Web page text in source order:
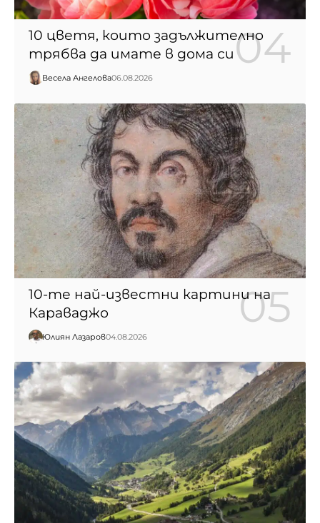
10 цветя, които задължително
трябва да имате в дома си
Весела Ангелова06.08.2026
10-те най-известни картини на
Караваджо
Юлиян Лазаров04.08.2026